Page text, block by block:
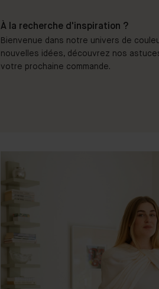
À la recherche d'inspiration ?
Bienvenue dans notre univers de
nouvelles idées, découvrez nos
votre prochaine commande.